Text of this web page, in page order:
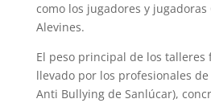
como los jugadores y
Alevines.
El peso principal de los talleres
llevado por los profesionales de
Anti Bullying de Sanlúcar),